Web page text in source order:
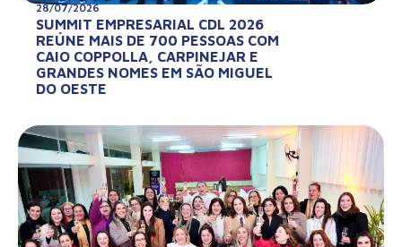
28/07/2026
SUMMIT EMPRESARIAL CDL 2026
REÚNE MAIS DE 700 PESSOAS COM
CAIO COPPOLLA, CARPINEJAR E
GRANDES NOMES EM SÃO MIGUEL
DO OESTE